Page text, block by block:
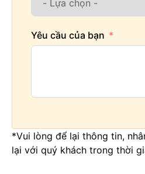
Yêu cầu của bạn
*Vui lòng để lại thông tin,
lại với quý khách trong thời